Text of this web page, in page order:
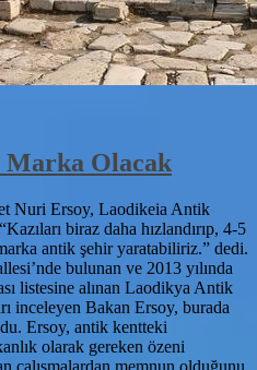
Marka Olacak
Nuri Ersoy, Laodikeia Antik
biraz daha hızlandırıp, 4-5
antik şehir yaratabiliriz.” dedi.
bulunan ve 2013 yılında
listesine alınan Laodikya Antik
inceleyen Bakan Ersoy, burada
Ersoy, antik kentteki
olarak gereken özeni
çalışmalardan memnun olduğunu